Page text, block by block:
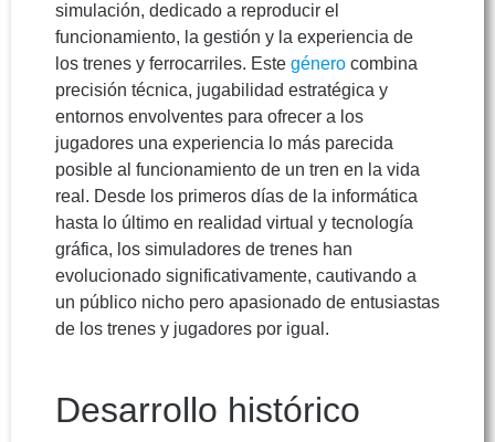
simulación, dedicado a reproducir el
funcionamiento, la gestión y la experiencia de
los trenes y ferrocarriles. Este género combina
precisión técnica, jugabilidad estratégica y
entornos envolventes para ofrecer a los
jugadores una experiencia lo más parecida
posible al funcionamiento de un tren en la vida
real. Desde los primeros días de la informática
hasta lo último en realidad virtual y tecnología
gráfica, los simuladores de trenes han
evolucionado significativamente, cautivando a
un público nicho pero apasionado de entusiastas
de los trenes y jugadores por igual.
Desarrollo histórico